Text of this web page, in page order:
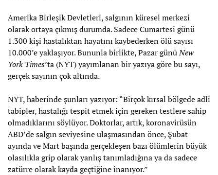
Amerika Birleşik Devletleri, salgının küresel merkezi
olarak ortaya çıkmış durumda. Sadece Cumartesi günü
1.300 kişi hastalıktan hayatını kaybederken ölü sayısı
10.000’e yaklaşıyor. Bununla birlikte, Pazar günüNew
York Times’ta (NYT) yayımlanan bir yazıya göre bu sayı,
gerçek sayının çok altında.
NYT, haberinde şunları yazıyor: “Birçok kırsal bölgede adli
tabipler, hastalığı tespit etmek için gereken testlere sahip
olmadıklarını söylüyor. Doktorlar, artık, koronavirüsün
ABD’de salgın seviyesine ulaşmasından önce, Şubat
ayında ve Mart başında gerçekleşen bazı ölümlerin büyük
olasılıkla grip olarak yanlış tanımladığına ya da sadece
zatürre olarak kayda geçtiğine inanıyor.”